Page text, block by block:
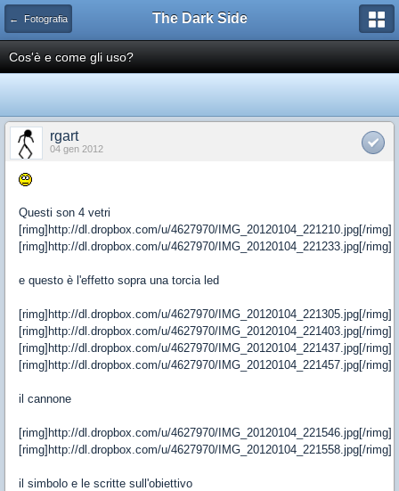
← Fotografia The Dark Side
Cos'è e come gli uso?
rgart
04 gen 2012
Questi son 4 vetri
[rimg]http://dl.dropbox.com/u/4627970/IMG_20120104_221210.jpg[/rimg]
[rimg]http://dl.dropbox.com/u/4627970/IMG_20120104_221233.jpg[/rimg]
e questo è l'effetto sopra una torcia led
[rimg]http://dl.dropbox.com/u/4627970/IMG_20120104_221305.jpg[/rimg]
[rimg]http://dl.dropbox.com/u/4627970/IMG_20120104_221403.jpg[/rimg]
[rimg]http://dl.dropbox.com/u/4627970/IMG_20120104_221437.jpg[/rimg]
[rimg]http://dl.dropbox.com/u/4627970/IMG_20120104_221457.jpg[/rimg]
il cannone
[rimg]http://dl.dropbox.com/u/4627970/IMG_20120104_221546.jpg[/rimg]
[rimg]http://dl.dropbox.com/u/4627970/IMG_20120104_221558.jpg[/rimg]
il simbolo e le scritte sull'obiettivo